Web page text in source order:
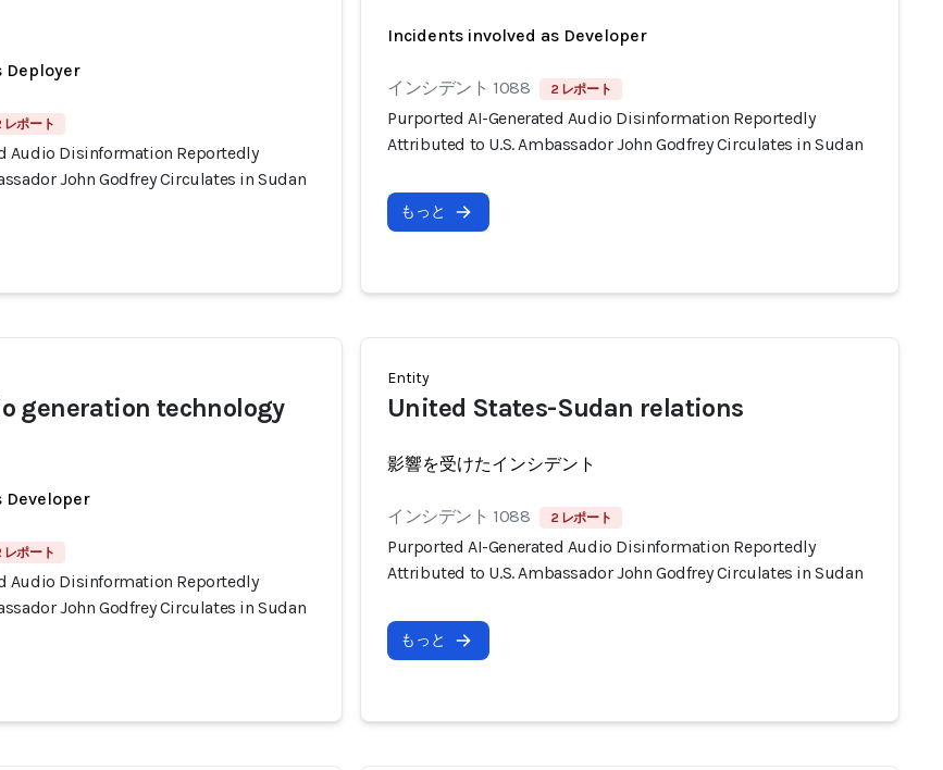
Deployer
レポート
Audio Disinformation Reportedly
John Godfrey Circulates in Sudan
Incidents involved as Developer
インシデント 1088 2 レポート
Purported AI-Generated Audio Disinformation Reportedly
Attributed to U.S. Ambassador John Godfrey Circulates in Sudan
もっと
generation technology
Developer
レポート
Audio Disinformation Reportedly
John Godfrey Circulates in Sudan
Entity
United States-Sudan relations
影響を受けたインシデント
インシデント 1088 2 レポート
Purported AI-Generated Audio Disinformation Reportedly
Attributed to U.S. Ambassador John Godfrey Circulates in Sudan
もっと